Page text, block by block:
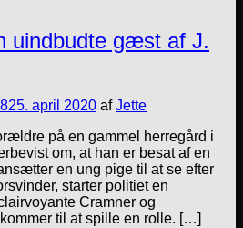
uindbudte gæst af J.
25. april 2020 afJette
på en gammel herregård i
om, at han er besat af en
en ung pige til at se efter
starter politiet en
Cramner og
til at spille en rolle. […]